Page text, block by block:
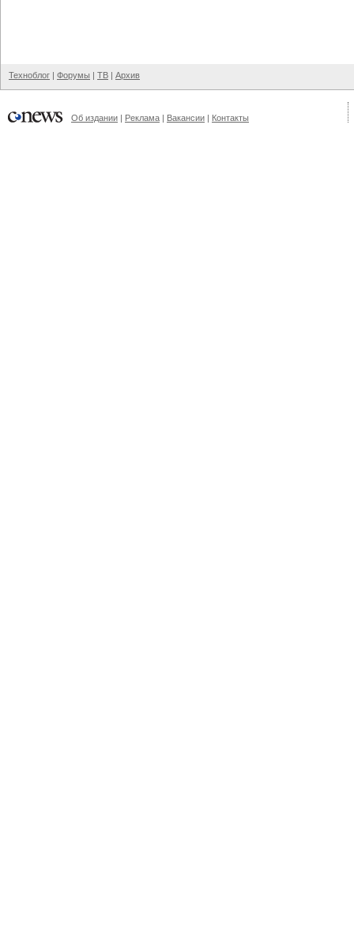
Техноблог | Форумы | ТВ | Архив
Об издании | Реклама | Вакансии | Контакты